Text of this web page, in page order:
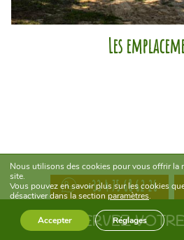
+33 4 75 68 62 26
RÉSERVEZ
Les
Les équipements
Nous utilisons des cookies pour vous offrir la
site.
Vous pouvez en savoir plus sur les cookies
désactiver dans la section paramètres.
Accepter Réglages